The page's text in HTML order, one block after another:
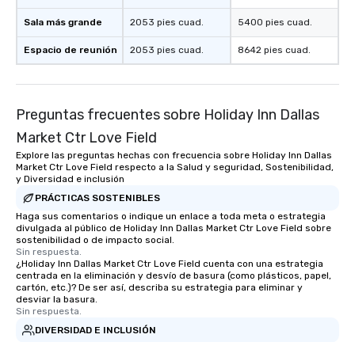
Sala más grande
Espacio de reunión
2053 pies cuad.
2053 pies cuad.
5400 pies cuad.
8642 pies cuad.
Preguntas frecuentes sobre Holiday Inn Dallas
Market Ctr Love Field
Explore las preguntas hechas con frecuencia sobre Holiday Inn Dallas
Market Ctr Love Field respecto a la Salud y seguridad, Sostenibilidad,
y Diversidad e inclusión
PRÁCTICAS SOSTENIBLES
Haga sus comentarios o indique un enlace a toda meta o estrategia
divulgada al público de Holiday Inn Dallas Market Ctr Love Field sobre
sostenibilidad o de impacto social.
Sin respuesta.
¿Holiday Inn Dallas Market Ctr Love Field cuenta con una estrategia
centrada en la eliminación y desvío de basura (como plásticos, papel,
cartón, etc.)? De ser así, describa su estrategia para eliminar y
desviar la basura.
Sin respuesta.
DIVERSIDAD E INCLUSIÓN